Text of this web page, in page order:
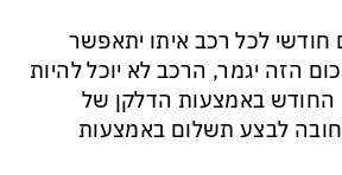
חודשי לכל רכב איתו יתאפשר
הזה יגמר, הרכב לא יוכל להיות
החודש באמצעות הדלקן של
לבצע תשלום באמצעות